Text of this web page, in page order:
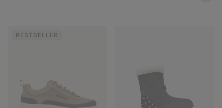
BESTSELLER